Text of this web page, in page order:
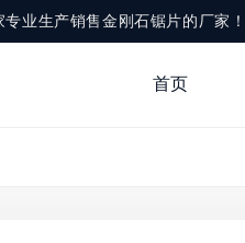
业生产销售金刚石锯片的厂家！
首页